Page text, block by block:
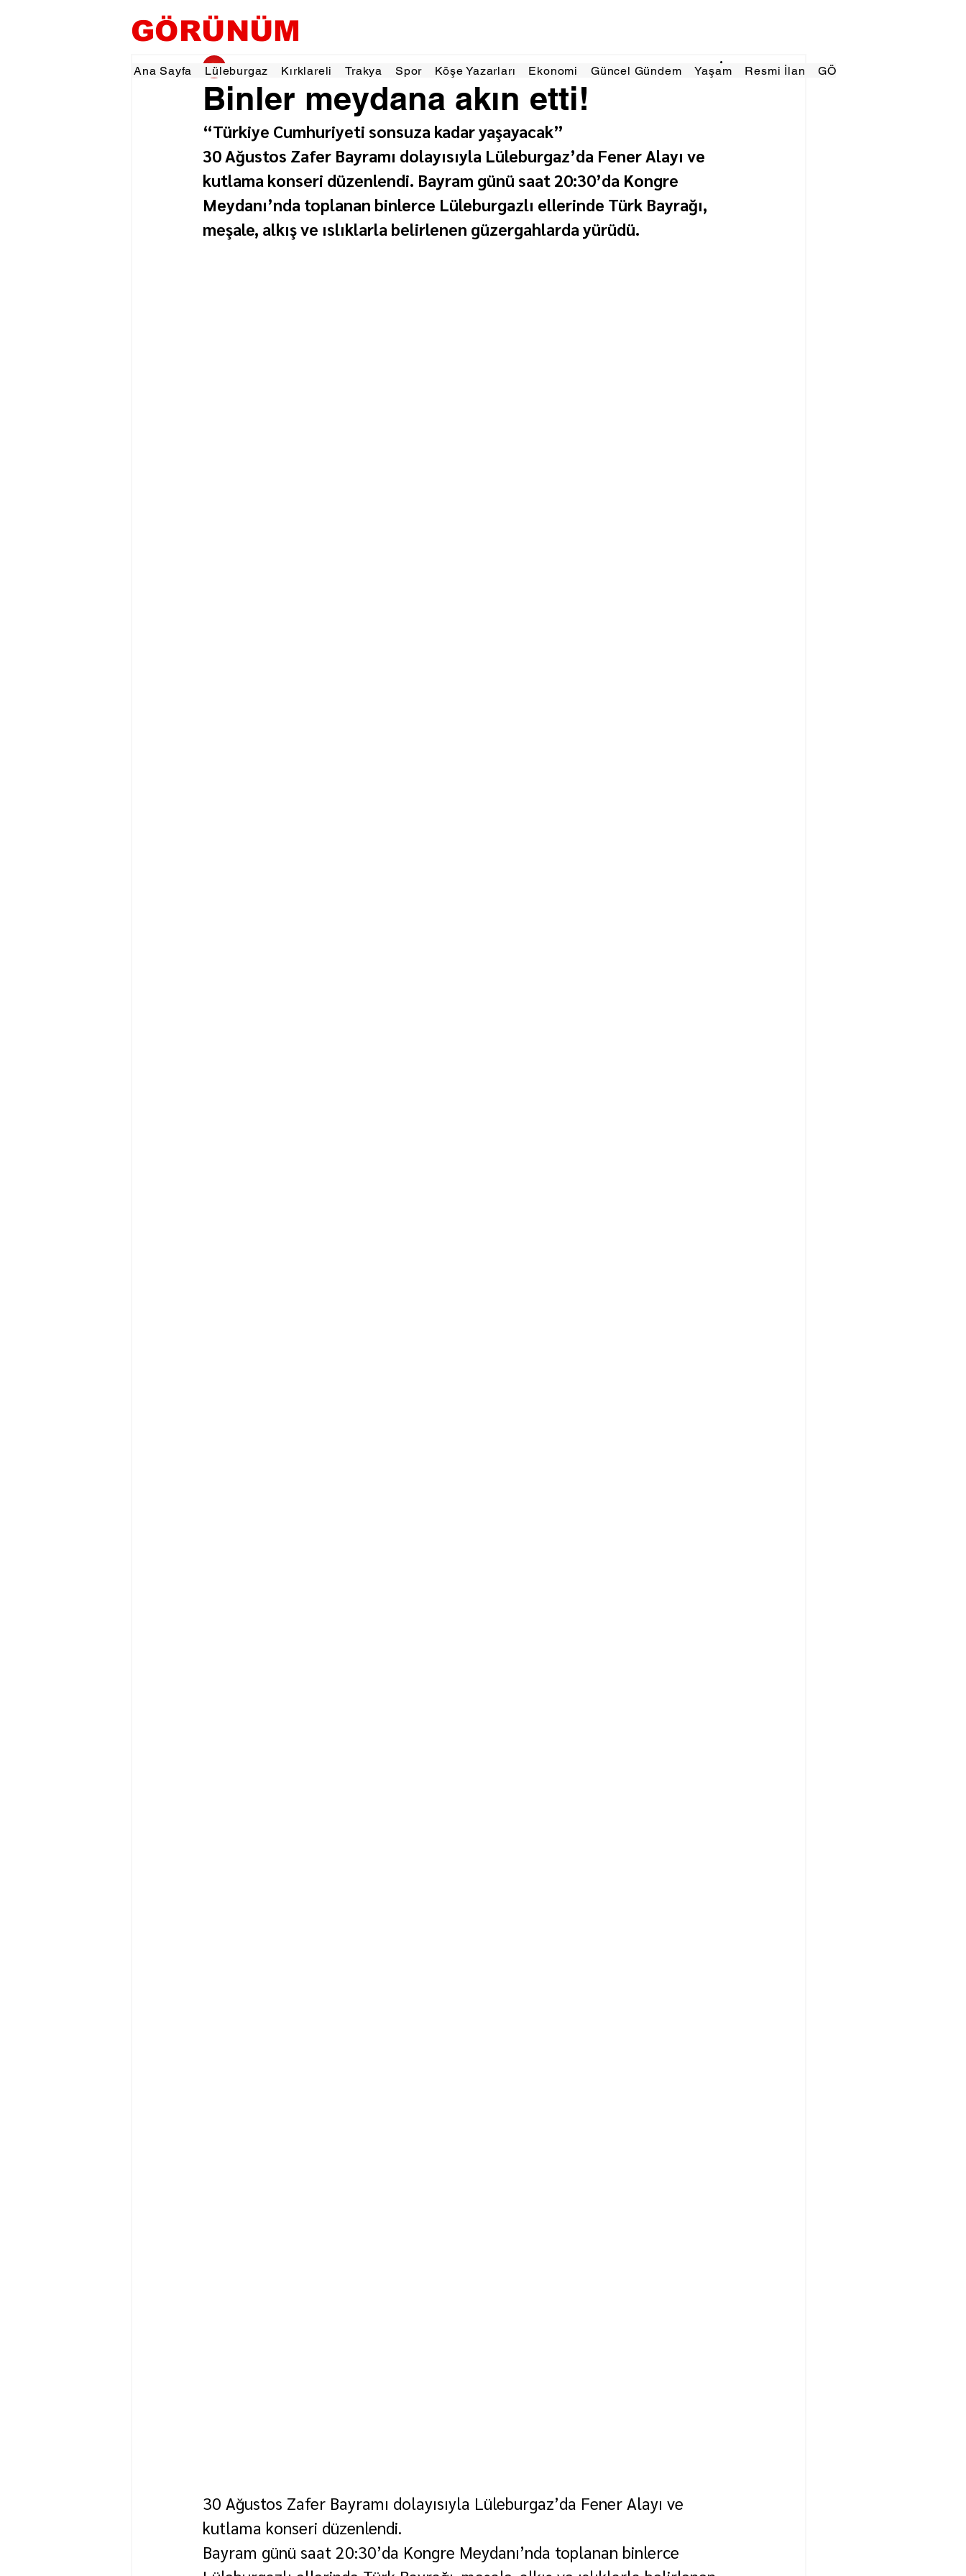
GÖRÜNÜM
Ana Sayfa Lüleburgaz Kırklareli Trakya Spor Köşe Yazarları Ekonomi Güncel Gündem Yaşam Resmi İlan GÖRÜNÜMTV
Binler meydana akın etti!
gorunumhaber 2 Eyl 20241 dakikada okunur
“Türkiye Cumhuriyeti sonsuza kadar yaşayacak”
30 Ağustos Zafer Bayramı dolayısıyla Lüleburgaz’da Fener Alayı ve
kutlama konseri düzenlendi. Bayram günü saat 20:30’da Kongre
Meydanı’nda toplanan binlerce Lüleburgazlı ellerinde Türk Bayrağı,
meşale, alkış ve ıslıklarla belirlenen güzergahlarda yürüdü.
30 Ağustos Zafer Bayramı dolayısıyla Lüleburgaz’da Fener Alayı ve
kutlama konseri düzenlendi.
Bayram günü saat 20:30’da Kongre Meydanı’nda toplanan binlerce